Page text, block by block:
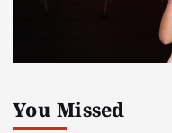
You Missed